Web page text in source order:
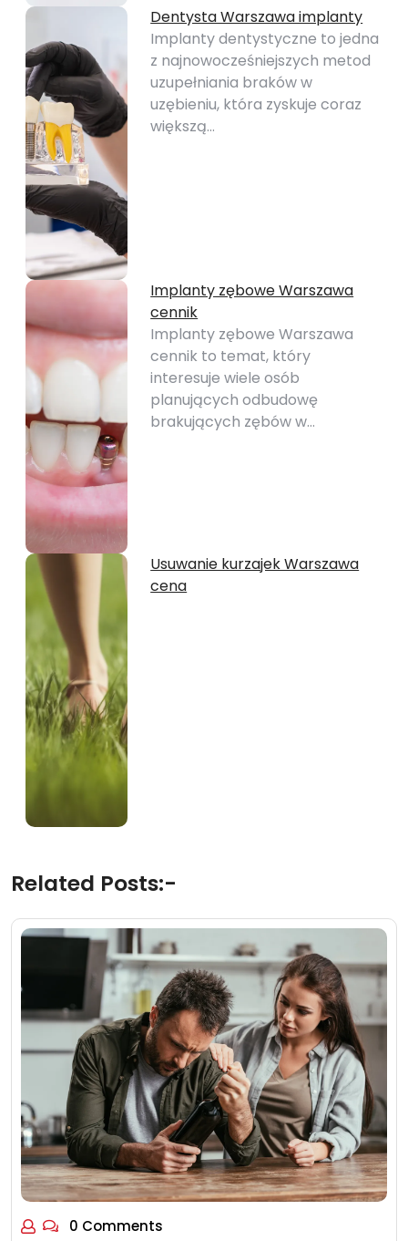
Dentysta Warszawa implanty
Implanty dentystyczne to jedna
z najnowocześniejszych metod
uzupełniania braków w
uzębieniu, która zyskuje coraz
większą…
Implanty zębowe Warszawa
cennik
Implanty zębowe Warszawa
cennik to temat, który
interesuje wiele osób
planujących odbudowę
brakujących zębów w…
Usuwanie kurzajek Warszawa
cena
Related Posts:-
0 Comments